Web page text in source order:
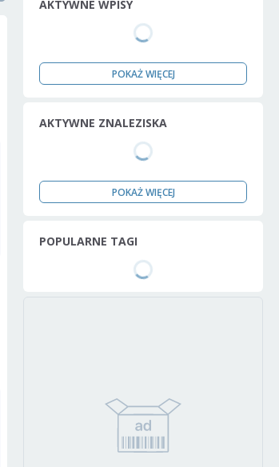
AKTYWNE WPISY
POKAŻ WIĘCEJ
AKTYWNE ZNALEZISKA
POKAŻ WIĘCEJ
POPULARNE TAGI